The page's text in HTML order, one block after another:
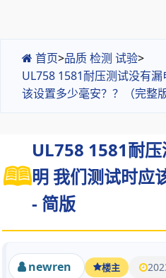
首页>品质 检测 试验>
UL758 1581耐压测试没有
该设置多少毫安？？（完整版
UL758 1581耐
明 我们测试时应
- 简版
newren 楼主